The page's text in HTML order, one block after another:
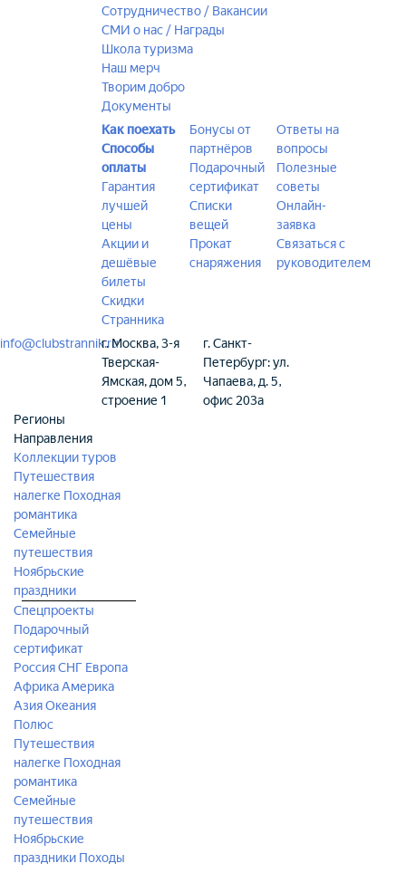
Сотрудничество / Вакансии
СМИ о нас / Награды
Школа туризма
Наш мерч
Творим добро
Документы
Как поехать
Способы
оплаты
Гарантия
лучшей
цены
Акции и
дешёвые
билеты
Скидки
Странника
Бонусы от
партнёров
Подарочный
сертификат
Списки
вещей
Прокат
снаряжения
Ответы на
вопросы
Полезные
советы
Онлайн-
заявка
Связаться с
руководителем
info@clubstrannik.ruг. Москва, 3-я
Тверская-
Ямская, дом 5,
строение 1
г. Санкт-
Петербург: ул.
Чапаева, д. 5,
офис 203а
Регионы
Направления
Коллекции туров
Путешествия
налегке Походная
романтика
Семейные
путешествия
Ноябрьские
праздники
Спецпроекты
Подарочный
сертификат
РоссияСНГ Европа
АфрикаАмерика
АзияОкеания
Полюс
Путешествия
налегке Походная
романтика
Семейные
путешествия
Ноябрьские
праздники Походы